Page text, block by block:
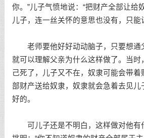
你。”儿子气愤地说：“把财产全部让给
儿子，连一丝关怀的意思也没有，只能
老师要他好好动动脑子，只要想通
就可以理解父亲为什么这样做了。当时
己死了，儿子又不在，奴隶可能会带着
部财产送给奴隶，奴隶就会急着去见儿
好的。
可儿子还是不明白，这样做对他有